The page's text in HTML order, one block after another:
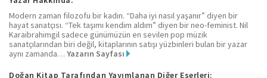
Modern zaman filozofu bir kadın. “Daha iyi nasıl yaşanır” diyen bir
hayat sanatçısı. “Tek taşımı kendim aldım” diyen bir neo-feminist. Nil
Karaibrahimgil sadece günümüzün en sevilen pop müzik
sanatçılarından biri değil, kitaplarının satışı yüzbinleri bulan bir yazar
aynı zamanda… Yazarın Sayfası
Doğan Kitap Tarafından Yayımlanan Diğer Eserleri: